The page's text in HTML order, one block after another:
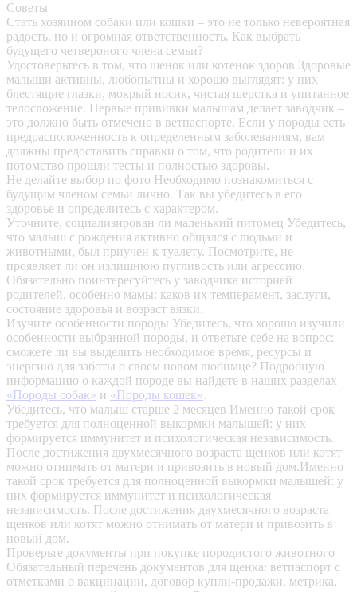
Советы
Стать хозяином собаки или кошки – это не только невероятная
радость, но и огромная ответственность. Как выбрать
будущего четвероного члена семьи?
Удостоверьтесь в том, что щенок или котенок здоров Здоровые
малыши активны, любопытны и хорошо выглядят: у них
блестящие глазки, мокрый носик, чистая шерстка и упитанное
телосложение. Первые прививки малышам делает заводчик –
это должно быть отмечено в ветпаспорте. Если у породы есть
предрасположенность к определенным заболеваниям, вам
должны предоставить справки о том, что родители и их
потомство прошли тесты и полностью здоровы.
Не делайте выбор по фото Необходимо познакомиться с
будущим членом семьи лично. Так вы убедитесь в его
здоровье и определитесь с характером.
Уточните, социализирован ли маленький питомец Убедитесь,
что малыш с рождения активно общался с людьми и
животными, был приучен к туалету. Посмотрите, не
проявляет ли он излишнюю пугливость или агрессию.
Обязательно поинтересуйтесь у заводчика историей
родителей, особенно мамы: каков их темперамент, заслуги,
состояние здоровья и возраст вязки.
Изучите особенности породы Убедитесь, что хорошо изучили
особенности выбранной породы, и ответьте себе на вопрос:
сможете ли вы выделить необходимое время, ресурсы и
энергию для заботы о своем новом любимце? Подробную
информацию о каждой породе вы найдете в наших разделах
«Породы собак» и «Породы кошек».
Убедитесь, что малыш старше 2 месяцев Именно такой срок
требуется для полноценной выкормки малышей: у них
формируется иммунитет и психологическая независимость.
После достижения двухмесячного возраста щенков или котят
можно отнимать от матери и привозить в новый дом.Именно
такой срок требуется для полноценной выкормки малышей: у
них формируется иммунитет и психологическая
независимость. После достижения двухмесячного возраста
щенков или котят можно отнимать от матери и привозить в
новый дом.
Проверьте документы при покупке породистого животного
Обязательный перечень документов для щенка: ветпаспорт с
отметками о вакцинации, договор купли-продажи, метрика,